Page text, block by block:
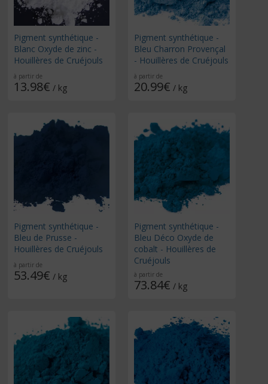
Pigment synthétique -
Blanc Oxyde de zinc -
Houillères de Cruéjouls
à partir de
13.98€ / kg
Pigment synthétique -
Bleu Charron Provençal
- Houillères de Cruéjouls
à partir de
20.99€ / kg
Pigment synthétique -
Bleu de Prusse -
Houillères de Cruéjouls
à partir de
53.49€ / kg
Pigment synthétique -
Bleu Déco Oxyde de
cobalt - Houillères de
Cruéjouls
à partir de
73.84€ / kg